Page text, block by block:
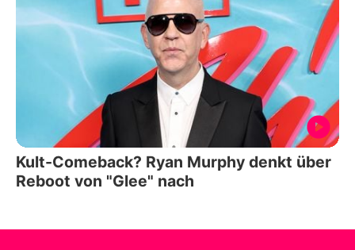
Kult-Comeback? Ryan Murphy denkt über
Reboot von "Glee" nach